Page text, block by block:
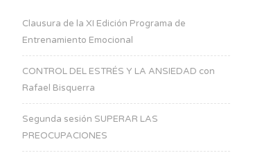
Clausura de la XI Edición Programa de
Entrenamiento Emocional
CONTROL DEL ESTRÉS Y LA ANSIEDAD con
Rafael Bisquerra
Segunda sesión SUPERAR LAS
PREOCUPACIONES